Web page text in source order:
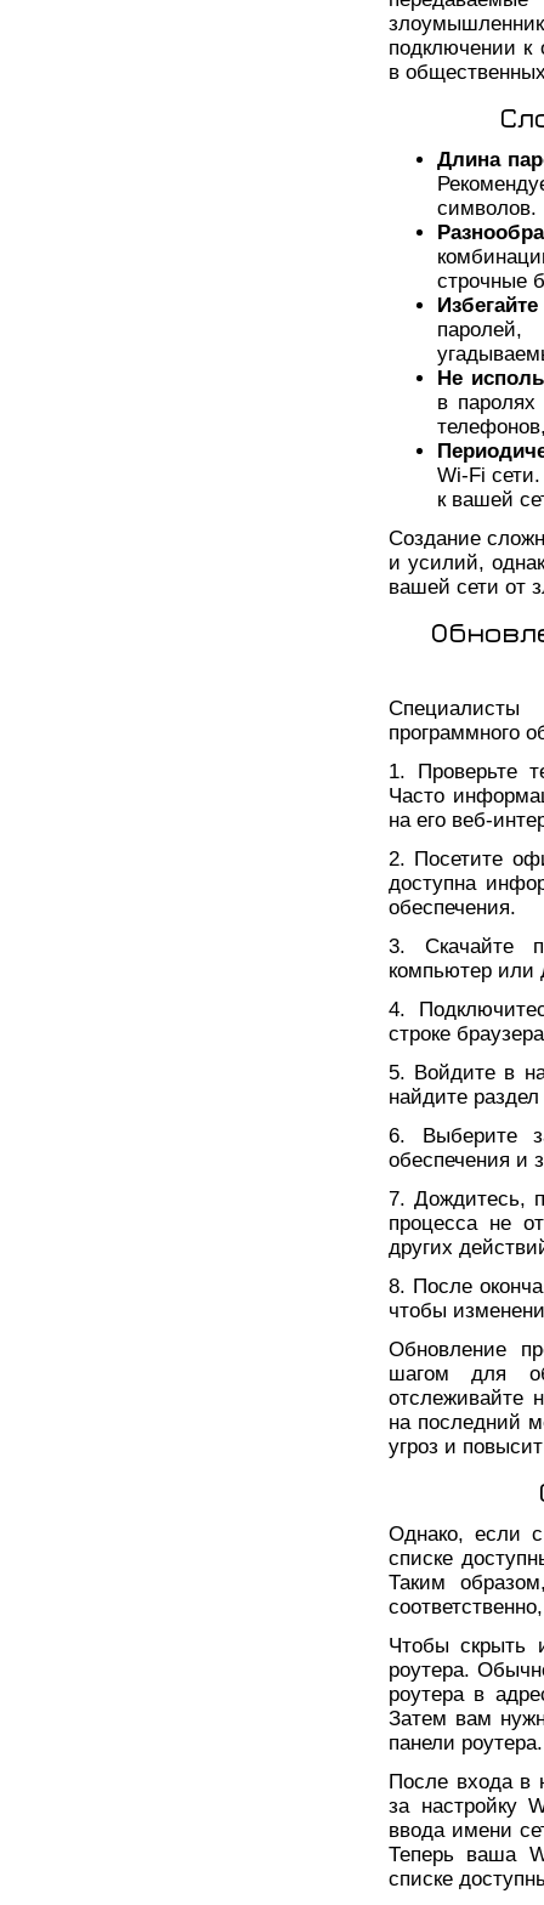
подключении
в
Длина
символов.
строчные
Не
в
Wi-Fi
к вашей
Создание
и усилий,
вашей сети от
программного
1. Проверьте
Часто
на его веб-
2. Посетите
доступна
обеспечения.
3. Скачайте
компьютер или
4.
строке
5. Войдите в
найдите
6. Выберите
обеспечения и
7. Дождитесь,
процесса не
других
8. После
чтобы
Обновление
шагом для
отслеживайте
на последний
угроз и
Однако, если
списке
Таким
Чтобы скрыть
роутера.
роутера в
Затем вам
панели роутера.
После входа в
за настройку
ввода имени
Теперь ваша
списке